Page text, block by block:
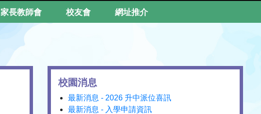
家長教師會 校友會 網址推介
校園消息
最新消息 - 2026 升中派位喜訊
最新消息 - 入學申請資訊